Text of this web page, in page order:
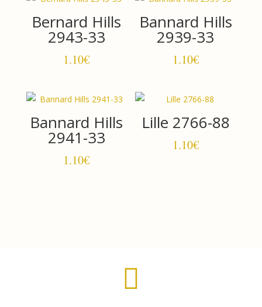
Bernard Hills
2943-33
1.10€
Bannard Hills
2939-33
1.10€
Bannard Hills
2941-33
1.10€
Lille 2766-88
1.10€
